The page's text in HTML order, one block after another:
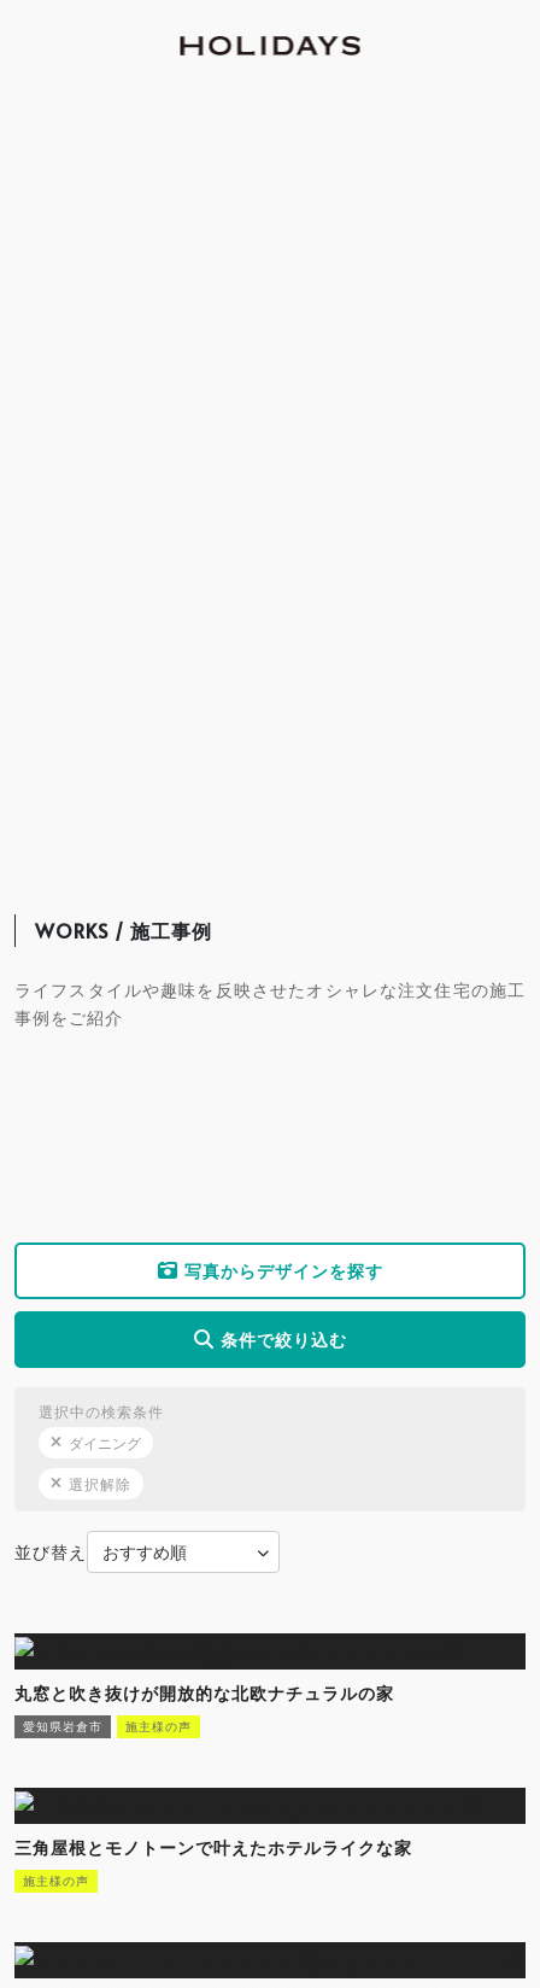
WORKS / 施工事例
ライフスタイルや趣味を反映させたオシャレな注文住宅の施工
事例をご紹介
写真からデザインを探す
条件で絞り込む
選択中の検索条件
ダイニング
選択解除
並び替え
丸窓と吹き抜けが開放的な北欧ナチュラルの家
愛知県岩倉市 施主様の声
三角屋根とモノトーンで叶えたホテルライクな家
施主様の声